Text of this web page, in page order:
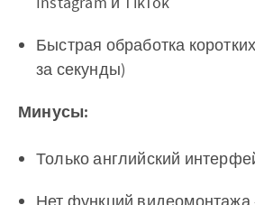
Быстрая обработка
за секунды)
Минусы:
Только английский